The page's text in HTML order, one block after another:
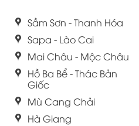
Sầm Sơn - Thanh Hóa
Sapa - Lào Cai
Mai Châu - Mộc Châu
Hồ Ba Bể - Thác Bản
Giốc
Mù Cang Chải
Hà Giang